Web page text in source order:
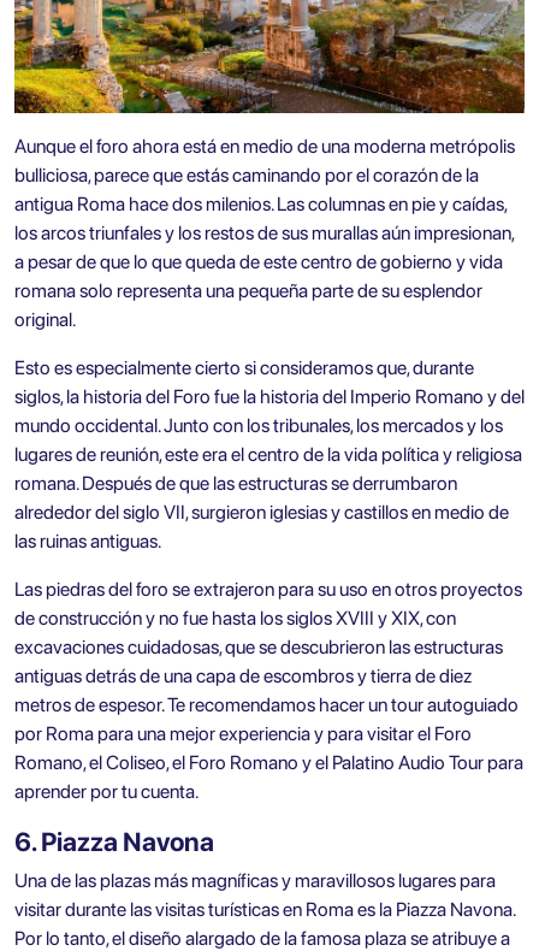
Aunque el foro ahora está en medio de una moderna metrópolis
bulliciosa, parece que estás caminando por el corazón de la
antigua Roma hace dos milenios. Las columnas en pie y caídas,
los arcos triunfales y los restos de sus murallas aún impresionan,
a pesar de que lo que queda de este centro de gobierno y vida
romana solo representa una pequeña parte de su esplendor
original.
Esto es especialmente cierto si consideramos que, durante
siglos, la historia del Foro fue la historia del Imperio Romano y del
mundo occidental. Junto con los tribunales, los mercados y los
lugares de reunión, este era el centro de la vida política y religiosa
romana. Después de que las estructuras se derrumbaron
alrededor del siglo VII, surgieron iglesias y castillos en medio de
las ruinas antiguas.
Las piedras del foro se extrajeron para su uso en otros proyectos
de construcción y no fue hasta los siglos XVIII y XIX, con
excavaciones cuidadosas, que se descubrieron las estructuras
antiguas detrás de una capa de escombros y tierra de diez
metros de espesor. Te recomendamos hacer un tour autoguiado
por Roma para una mejor experiencia y para visitar el Foro
Romano, el Coliseo, el Foro Romano y el Palatino Audio Tour para
aprender por tu cuenta.
6. Piazza Navona
Una de las plazas más magníficas y maravillosos lugares para
visitar durante las visitas turísticas en Roma es la Piazza Navona.
Por lo tanto, el diseño alargado de la famosa plaza se atribuye a